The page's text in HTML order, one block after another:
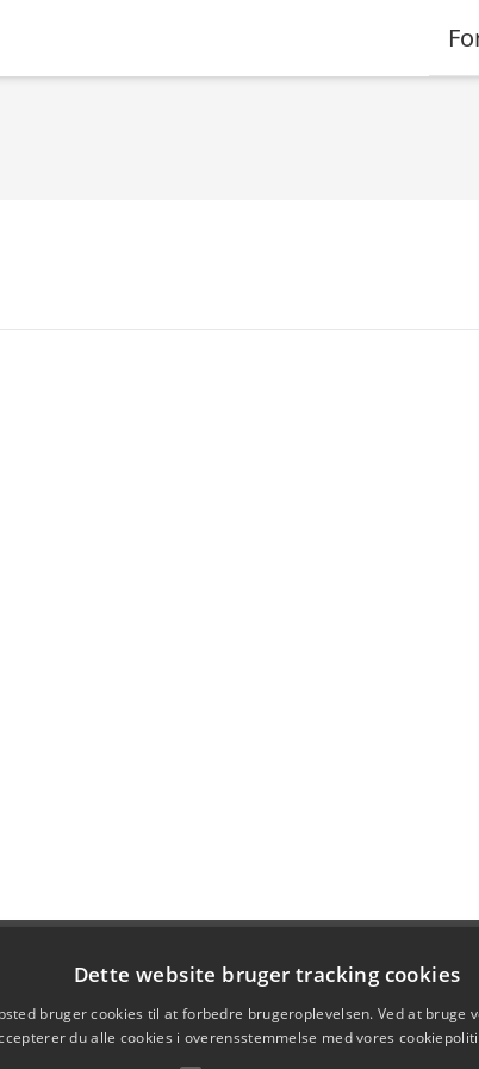
Dette website bruger tracking cookies
bruger cookies til at forbedre brugeroplevelsen. Ved at bruge
du alle cookies i overensstemmelse med vores